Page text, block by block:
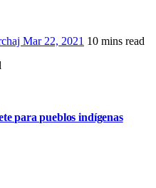
Mar 22, 2021 10 mins read
para pueblos indígenas